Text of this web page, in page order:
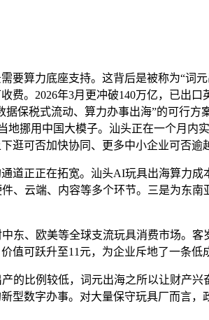
算力底座支持。这背后是被称为“词
。2026年3月更冲破140万亿，已出
保税式流动、算力办事出海”的可行
挪用中国大模子。汕头正在一个月内
可否加快协同、更多中小企业可否逾
正正在拓宽。汕头AI玩具出海算力成
、云端、内容等多个环节。三是为东
、欧美等全球支流玩具消费市场。客
可跃升至11元，为企业斥地了一条低
比例较低，词元出海之所以让财产兴
数字办事。对大量保守玩具厂而言